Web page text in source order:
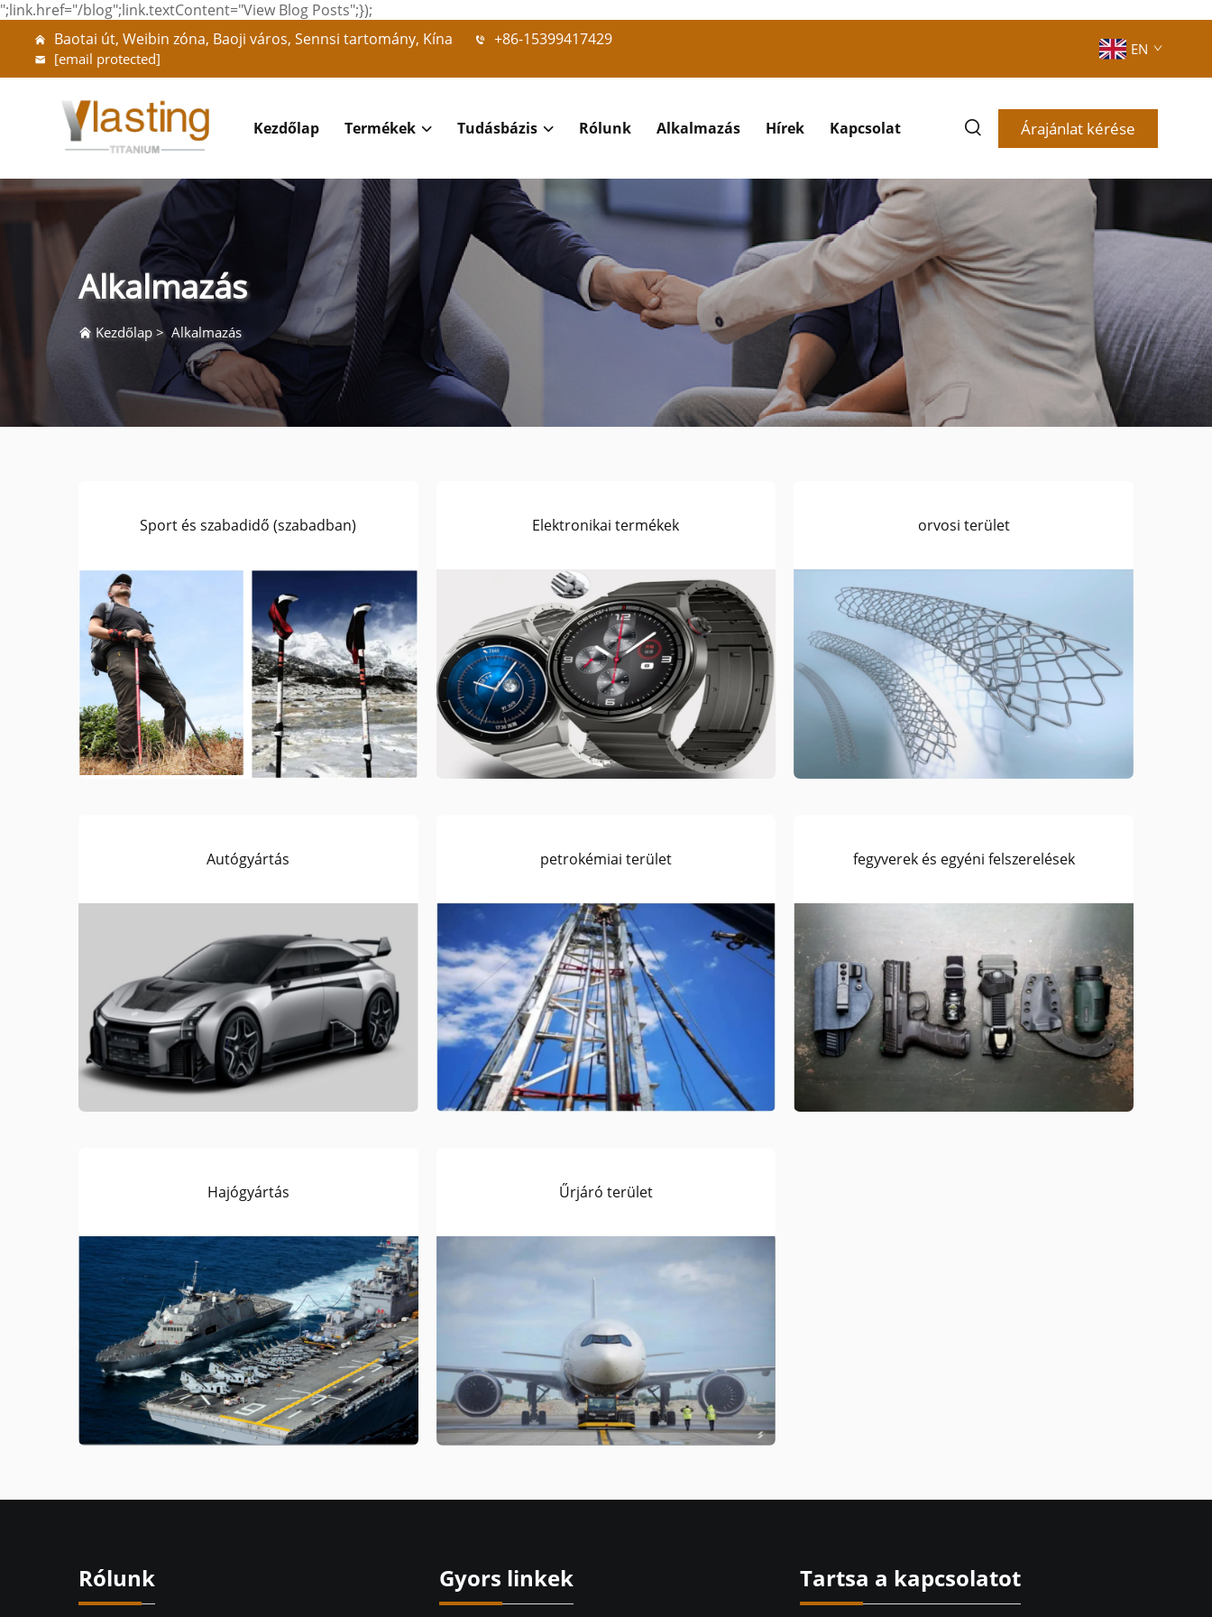
";link.href="/blog";link.textContent="View Blog Posts";});
Baotai út, Weibin zóna, Baoji város, Sennsi tartomány, Kína
+86-15399417429
[email protected]
EN
Kezdőlap Termékek Tudásbázis Rólunk Alkalmazás Hírek Kapcsolat Árajánlat kérése
Alkalmazás
Kezdőlap > Alkalmazás
Sport és szabadidő (szabadban) Elektronikai termékek orvosi terület
Autógyártás petrokémiai terület fegyverek és egyéni felszerelések
Hajógyártás Űrjáró terület
Rólunk Gyors linkek Tartsa a kapcsolatot